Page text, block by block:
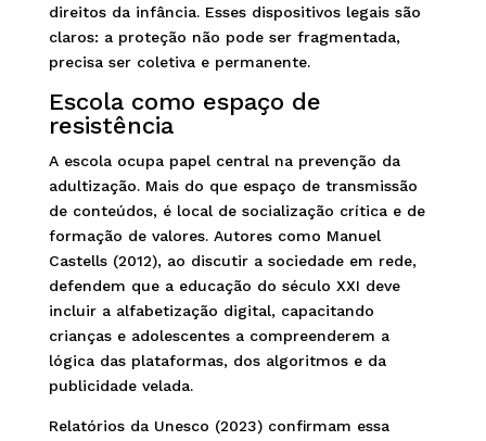
direitos da infância. Esses dispositivos legais são
claros: a proteção não pode ser fragmentada,
precisa ser coletiva e permanente.
Escola como espaço de
resistência
A escola ocupa papel central na prevenção da
adultização. Mais do que espaço de transmissão
de conteúdos, é local de socialização crítica e de
formação de valores. Autores como Manuel
Castells (2012), ao discutir a sociedade em rede,
defendem que a educação do século XXI deve
incluir a alfabetização digital, capacitando
crianças e adolescentes a compreenderem a
lógica das plataformas, dos algoritmos e da
publicidade velada.
Relatórios da Unesco (2023) confirmam essa